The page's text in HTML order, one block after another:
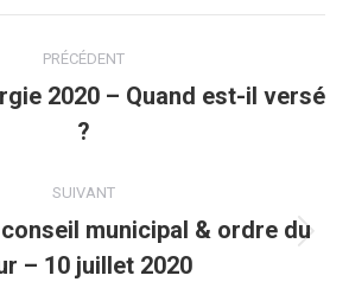
PRÉCÉDENT
Onglet
précédent
2020 – Quand est-il versé
?
SUIVANT
Onglet
suivant
municipal & ordre du
– 10 juillet 2020